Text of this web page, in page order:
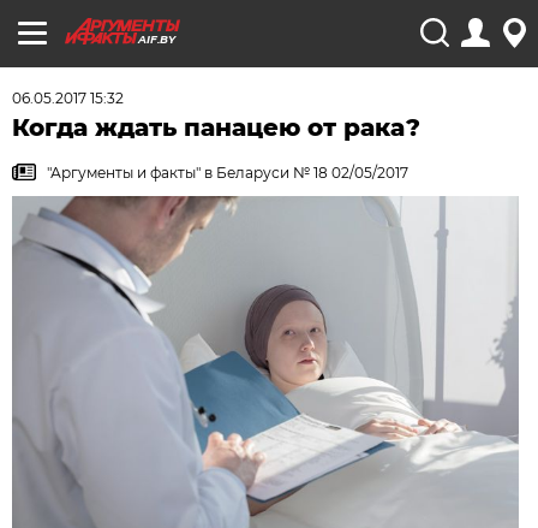
AIF.BY
06.05.2017 15:32
Когда ждать панацею от рака?
"Аргументы и факты" в Беларуси № 18 02/05/2017